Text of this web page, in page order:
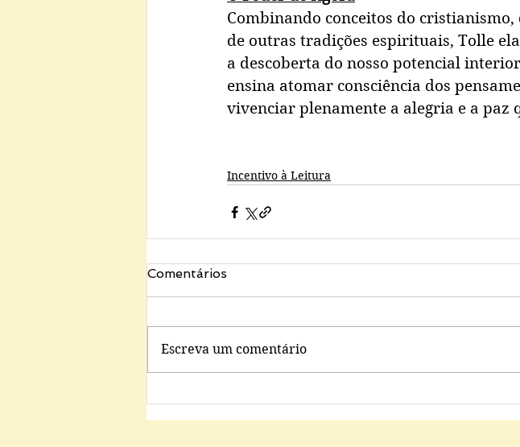
Combinando conceitos do
de outras tradições espirituais, Tolle
a descoberta do nosso potencial
ensina atomar consciência dos
vivenciar plenamente a alegria e a paz
Incentivo à Leitura
Comentários
Escreva um comentário